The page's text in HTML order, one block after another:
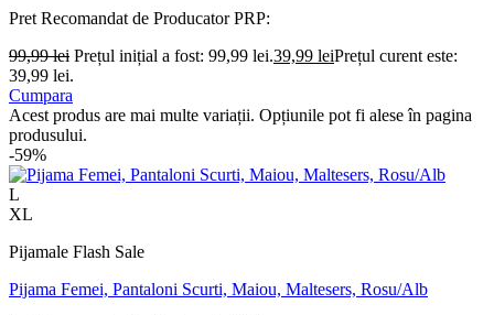
Pret Recomandat de ProducatorPRP:
99,99lei Prețul inițial a fost: 99,99 lei.39,99 leiPrețul curent este:
39,99 lei.
Cumpara
Acest produs are mai multe variații. Opțiunile pot fi alese în pagina
produsului.
-59%
L
XL
Pijamale Flash Sale
Pijama Femei, Pantaloni Scurti, Maiou, Maltesers, Rosu/Alb